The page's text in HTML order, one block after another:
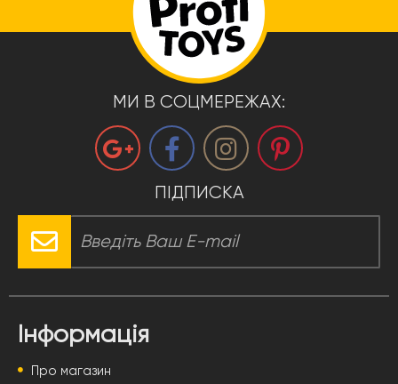
МИ В СОЦМЕРЕЖАХ:
ПІДПИСКА
Інформація
Про магазин